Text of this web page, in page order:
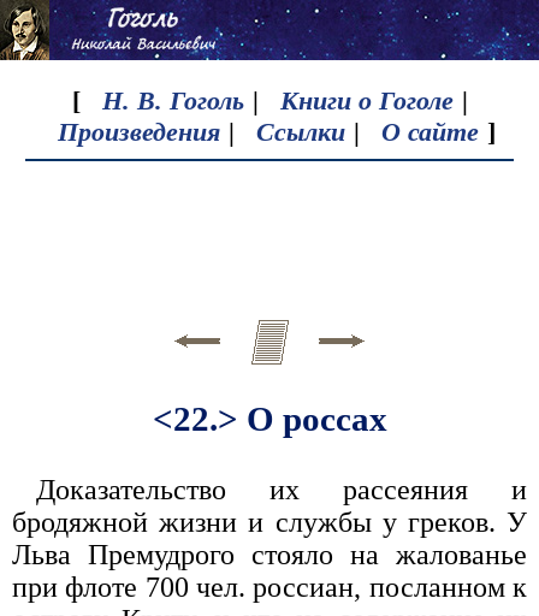
[ Н. В. Гоголь | Книги о Гоголе |
Произведения | Ссылки | О сайте ]
<22.> О россах
Доказательство их рассеяния и
бродяжной жизни и службы у греков. У
Льва Премудрого стояло на жалованье
при флоте 700 чел. россиан, посланном к